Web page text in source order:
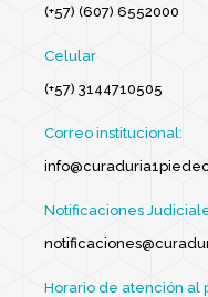
(+57) (607) 6552000
Celular
(+57) 3144710505
Correo institucional:
Notificaciones
Horario de atención al